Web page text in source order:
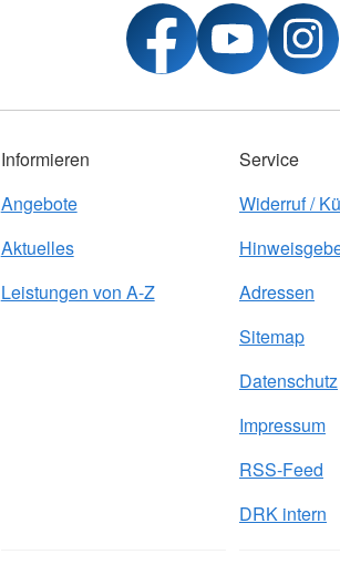
Informieren
Angebote
Aktuelles
Leistungen von A-Z
Service
Widerruf /
Adressen
Sitemap
Datenschutz
Impressum
RSS-Feed
DRK intern